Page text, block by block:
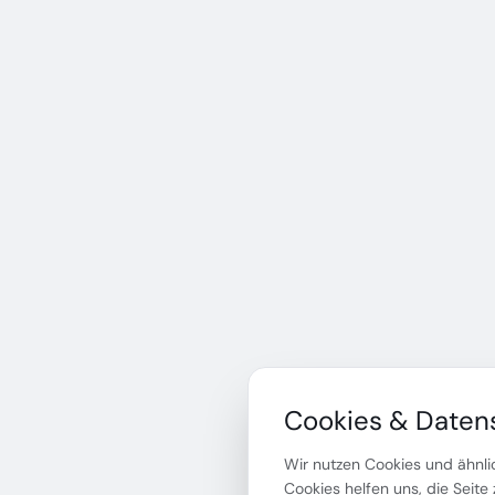
Cookies &
Wir nutzen Cookies und
Cookies helfen uns, die